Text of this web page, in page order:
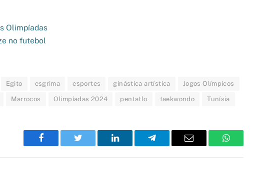
Olimpíadas
no futebol
Egito esgrima esportes ginástica artística Jogos Olímpicos
Marrocos Olimpíadas 2024 pentatlo taekwondo Tunísia
Facebook Twitter LinkedIn Telegram Email